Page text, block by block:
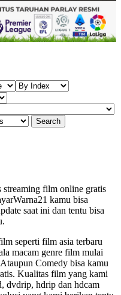
streaming film online gratis
kamu bisa
saat ini dan tentu bisa
seperti film asia terbaru
macam genre film mulai
Comedy bisa kamu
Kualitas film yang kami
dvdrip, hdrip dan hdcam